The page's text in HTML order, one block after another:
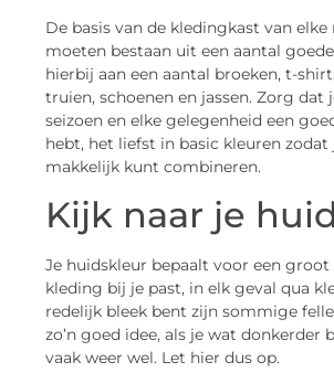
De basis van de kledingkast van elke
moeten bestaan uit een aantal
hierbij aan een aantal broeken, t-
truien, schoenen en jassen. Zorg dat
seizoen en elke gelegenheid een
hebt, het liefst in basic kleuren zodat
makkelijk kunt combineren.
Kijk naar je
Je huidskleur bepaalt voor een groot
kleding bij je past, in elk geval qua
redelijk bleek bent zijn sommige
zo’n goed idee, als je wat donkerder
vaak weer wel. Let hier dus op.